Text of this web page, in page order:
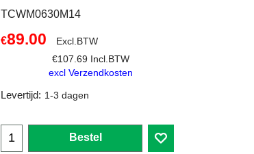
TCWM0630M14
€89.00
Excl.BTW
€107.69 Incl.BTW
excl Verzendkosten
Levertijd: 1-3 dagen
Bestel